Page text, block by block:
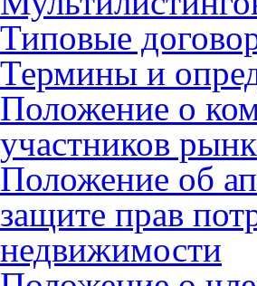
Типовые
Термины и
Положение о
участников
Положение об
защите прав
недвижимости